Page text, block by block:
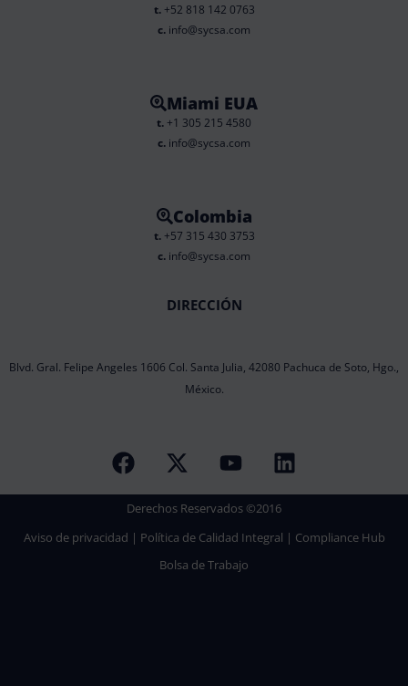
t.+52 818 142 0763
c. info@sycsa.com
Miami EUA
t. +1 305 215 4580
c. info@sycsa.com
Colombia
t.+57 315 430 3753
c. info@sycsa.com
DIRECCIÓN
Blvd. Gral. Felipe Angeles 1606 Col. Santa Julia, 42080 Pachuca de Soto, Hgo.,
México.
F
a
c
e
b
X
-
t
w
i
t
Y
o
u
t
u
b
L
i
n
e
Derechos Reservados ©2016
Aviso de privacidad | Política de Calidad Integral | Compliance Hub
Bolsa de Trabajo